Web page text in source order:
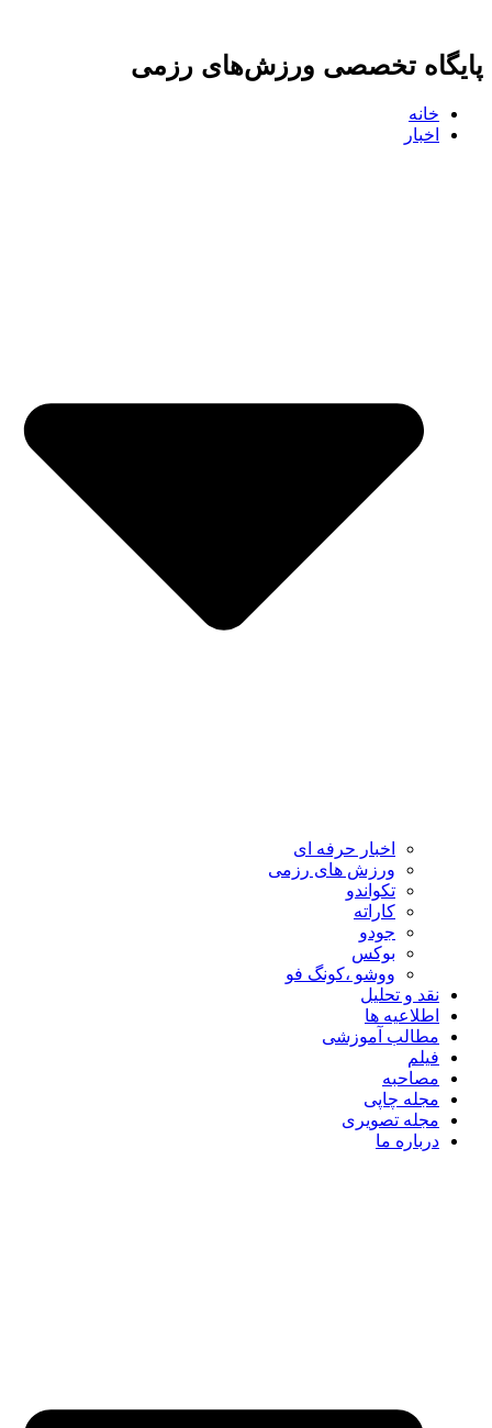
محتوا
پایگاه تخصصی ورزش‌های رزمی
خانه
اخبار
اخبار حرفه ای
ورزش های رزمی
تکواندو
کاراته
جودو
بوکس
ووشو ،کونگ فو
نقد و تحلیل
اطلاعیه ها
مطالب آموزشی
فیلم
مصاحبه
مجله چاپی
مجله تصویری
درباره ما